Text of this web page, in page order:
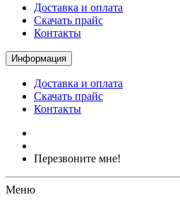
Доставка и оплата
Скачать прайс
Контакты
Информация
Доставка и оплата
Скачать прайс
Контакты
Перезвоните мне!
Меню